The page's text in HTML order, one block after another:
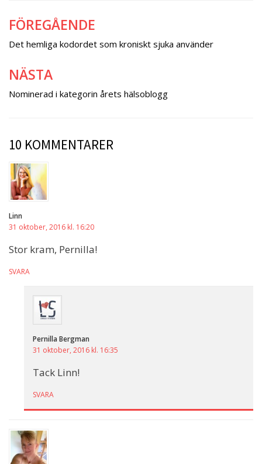
Inläggsnavigering
FÖREGÅENDE
Det hemliga kodordet som kroniskt sjuka använder
NÄSTA
Nominerad i kategorin årets hälsoblogg
10 KOMMENTARER
Linn
31 oktober, 2016 kl. 16:20
Stor kram, Pernilla!
SVARA
Pernilla Bergman
31 oktober, 2016 kl. 16:35
Tack Linn!
SVARA